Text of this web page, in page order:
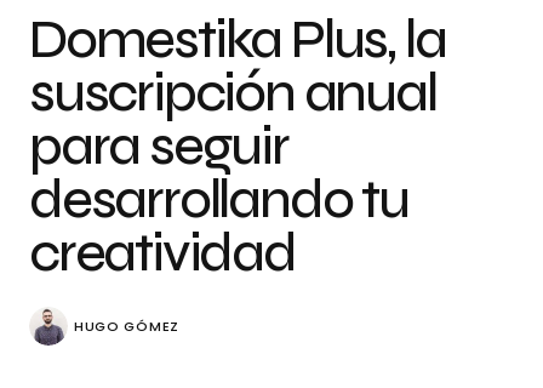
Domestika Plus, la
suscripción anual
para seguir
desarrollando tu
creatividad
HUGO GÓMEZ